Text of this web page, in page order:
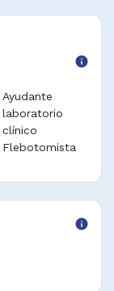
info
Ayudante
laboratorio
clínico
Flebotomista
info